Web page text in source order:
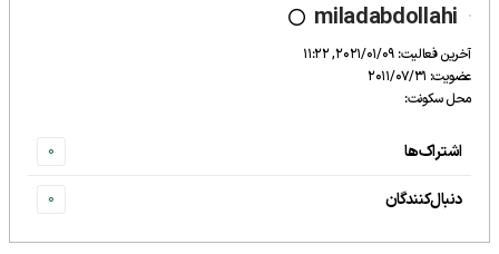
miladabdollahi
آخرین فعالیت: 2021/01/09, 11:22
عضویت: 2011/07/31
محل سکونت:
اشتراک‌ها 0
دنبال‌کنندگان 0